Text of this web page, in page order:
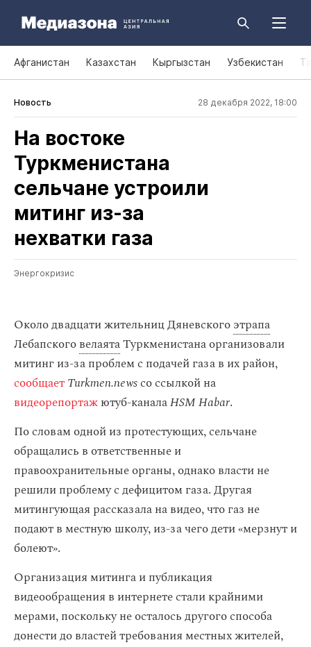
Афганистан Казахстан Кыргызстан Узбекистан
Новость 28 декабря 2022, 18:00
На востоке
Туркменистана
сельчане устроили
митинг из‑за
нехватки газа
Энергокризис
Около двадцати жительниц Дяневскогоэтрапа
ЛебапскоговелаятаТуркменистана организовали
митинг из-за проблем с подачей газа в их район,
сообщаетTurkmen.newsсо ссылкой на
видеорепортажютуб-каналаHSM Habar.
По словам одной из протестующих, сельчане
обращались в ответственные и
правоохранительные органы, однако власти не
решили проблему с дефицитом газа. Другая
митингующая рассказала на видео, что газ не
подают в местную школу, из-за чего дети «мерзнут и
болеют».
Организация митинга и публикация
видеообращения в интернете стали крайними
мерами, поскольку не осталось другого способа
донести до властей требования местных жителей,